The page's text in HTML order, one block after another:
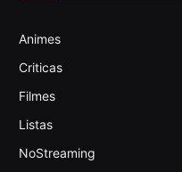
Animes
Criticas
Filmes
Listas
NoStreaming